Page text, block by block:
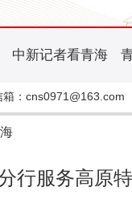
中新记者看青海
：cns0971@163.com
行服务高原